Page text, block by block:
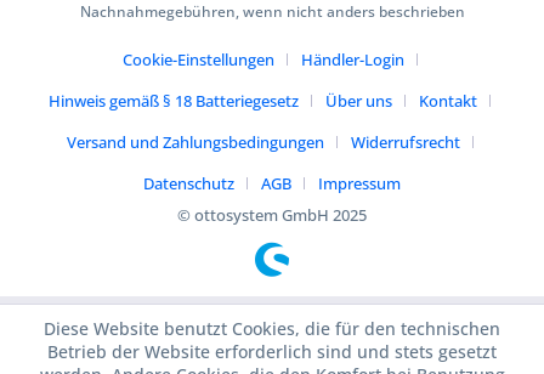
Nachnahmegebühren, wenn nicht anders beschrieben
Cookie-Einstellungen
Händler-Login
Hinweis gemäß § 18 Batteriegesetz
Über uns
Kontakt
Versand und Zahlungsbedingungen
Widerrufsrecht
Datenschutz
AGB
Impressum
© ottosystem GmbH 2025
Diese Website benutzt Cookies, die für den technischen
Betrieb der Website erforderlich sind und stets gesetzt